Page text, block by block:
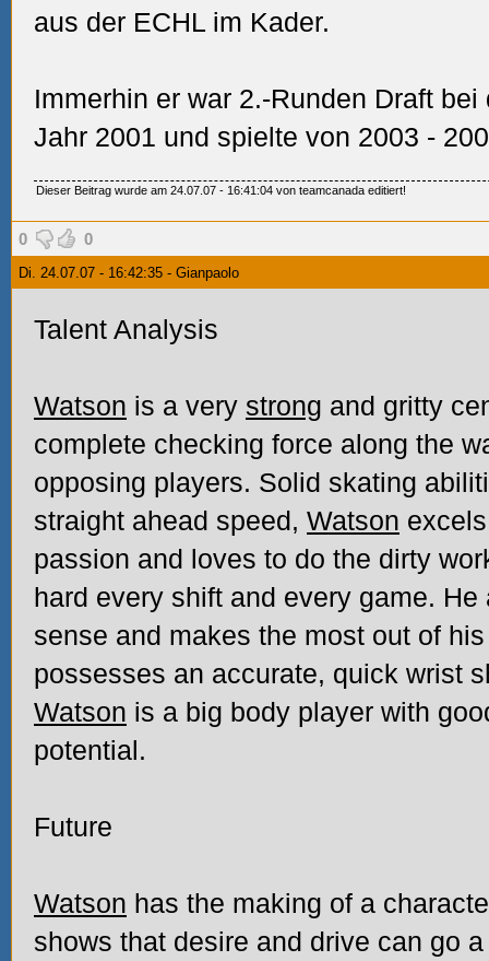
aus der ECHL im Kader.
Immerhin er war 2.-Runden Draft
Jahr 2001 und spielte von 2003 -
Dieser Beitrag wurde am 24.07.07 - 16:41:04 von teamcanada editiert!
0 0
Di. 24.07.07 - 16:42:35 - Gianpaolo
Talent Analysis
Watson is a very strong and gritty
complete checking force along the
opposing players. Solid skating
straight ahead speed, Watson
passion and loves to do the dirty
hard every shift and every game.
sense and makes the most out of
possesses an accurate, quick wrist
Watson is a big body player with
potential.
Future
Watson has the making of a
shows that desire and drive can go